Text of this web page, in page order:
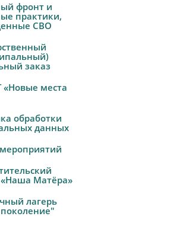
фронт и
практики,
СВО
заказ
«Новые места
обработки
данных
«Наша Матёра»
лагерь